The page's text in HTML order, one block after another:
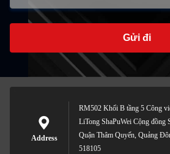
Gửi đi
Address
RM502 Khối B tầng 5 Công
LiTong ShaPuWei Cộng đồng
Quận Thâm Quyến, Quảng
518105